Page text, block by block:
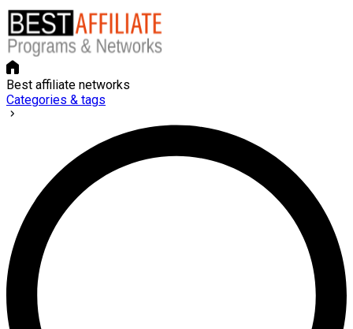
Best affiliate networks
Categories & tags